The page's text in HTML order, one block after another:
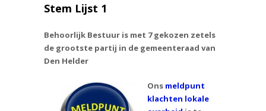
Stem Lijst 1
Behoorlijk Bestuur is met 7 gekozen zetels
de grootste partij in de gemeenteraad van
Den Helder
Ons meldpunt
klachten lokale